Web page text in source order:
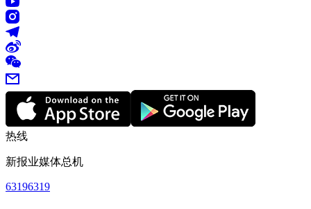
热线
新报业媒体总机
63196319